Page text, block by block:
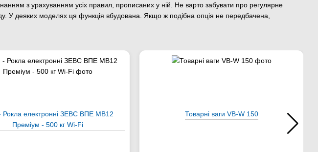
з урахуванням усіх правил, прописаних у ній. Не варто забувати про регулярне
У деяких моделях ця функція вбудована. Якщо ж подібна опція не передбачена,
Рокла електронні ЗЕВС ВПЕ МВ12
Преміум - 500 кг Wi-Fi
Товарні ваги VB-W 150